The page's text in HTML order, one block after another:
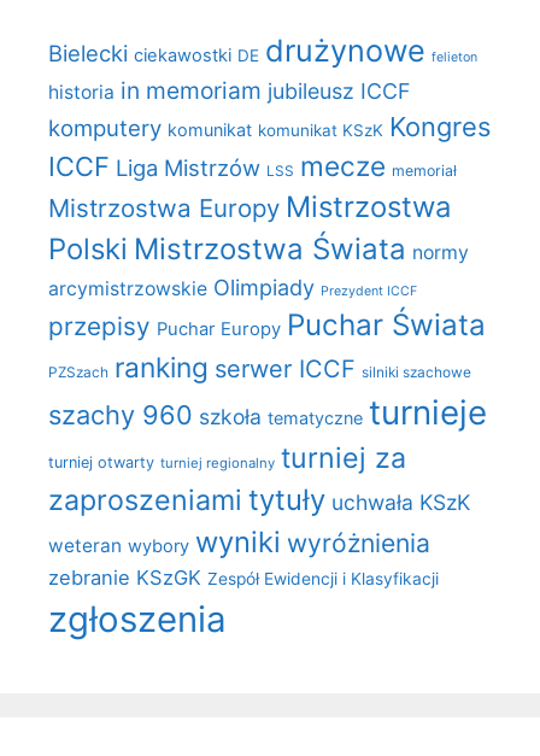
Bielecki ciekawostki DE drużynowe felieton
historia in memoriam jubileusz ICCF
komputery komunikat komunikat KSzK Kongres
ICCF Liga Mistrzów LSS mecze memoriał
Mistrzostwa Europy Mistrzostwa
Polski Mistrzostwa Świata normy
arcymistrzowskie Olimpiady Prezydent ICCF
przepisy Puchar Europy Puchar Świata
PZSzach ranking serwer ICCF silniki szachowe
szachy 960 szkoła tematyczne turnieje
turniej otwarty turniej regionalny turniej za
zaproszeniami tytuły uchwała KSzK
weteran wybory wyniki wyróżnienia
zebranie KSzGK Zespół Ewidencji i Klasyfikacji
zgłoszenia